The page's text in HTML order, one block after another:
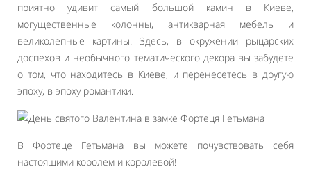
приятно удивит самый большой камин в Киеве,
могущественные колонны, антикварная мебель и
великолепные картины. Здесь, в окружении рыцарских
доспехов и необычного тематического декора вы забудете
о том, что находитесь в Киеве, и перенесетесь в другую
эпоху, в эпоху романтики.
В Фортеце Гетьмана вы можете почувствовать себя
настоящими королем и королевой!